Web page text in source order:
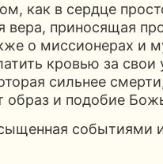
как в сердце
вера, приносящая
о миссионерах и
кровью за
сильнее
образ и подобие
событиями